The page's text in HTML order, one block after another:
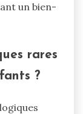
un bien-
rares
?